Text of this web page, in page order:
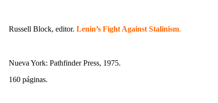
Russell Block, editor. Lenin’s Fight Against Stalinism.
Nueva York: Pathfinder Press, 1975.
160 páginas.